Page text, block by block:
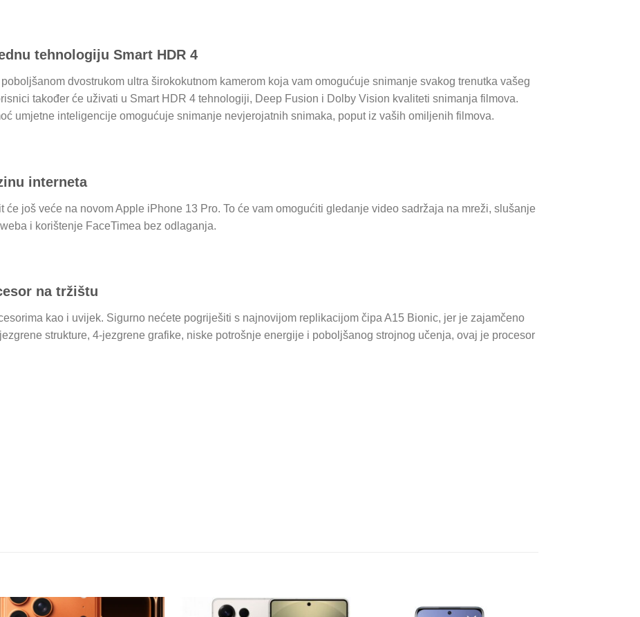
tehnologiju Smart HDR 4
dvostrukom ultra širokokutnom kamerom koja vam omogućuje snimanje svakog trenutka vašeg
također će uživati ​​u Smart HDR 4 tehnologiji, Deep Fusion i Dolby Vision kvaliteti snimanja filmova.
umjetne inteligencije omogućuje snimanje nevjerojatnih snimaka, poput iz vaših omiljenih filmova.
interneta
će još veće na novom Apple iPhone 13 Pro. To će vam omogućiti gledanje video sadržaja na mreži, slušanje
i korištenje FaceTimea bez odlaganja.
na tržištu
kao i uvijek. Sigurno nećete pogriješiti s najnovijom replikacijom čipa A15 Bionic, jer je zajamčeno
strukture, 4-jezgrene grafike, niske potrošnje energije i poboljšanog strojnog učenja, ovaj je procesor